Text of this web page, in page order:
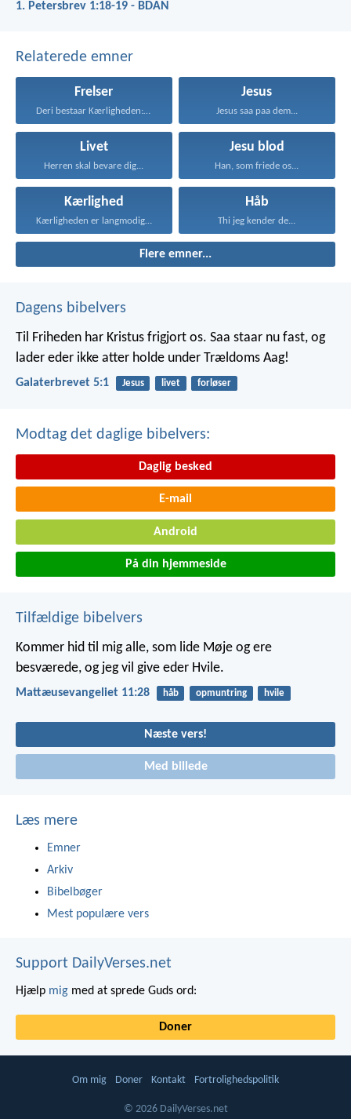
1. Petersbrev 1:18-19 - BDAN
Relaterede emner
Frelser
Deri bestaar Kærligheden: ikke...
Jesus
Jesus saa paa dem...
Livet
Herren skal bevare dig...
Jesu blod
Han, som friede os...
Kærlighed
Kærligheden er langmodig, er...
Håb
Thi jeg kender de...
Flere emner...
Dagens bibelvers
Til Friheden har Kristus frigjort os. Saa staar nu fast, og
lader eder ikke atter holde under Trældoms Aag!
Galaterbrevet 5:1 Jesus livet forløser
Modtag det daglige bibelvers:
Daglig besked
E-mail
Android
På din hjemmeside
Tilfældige bibelvers
Kommer hid til mig alle, som lide Møje og ere
besværede, og jeg vil give eder Hvile.
Mattæusevangeliet 11:28 håb opmuntring hvile
Næste vers!
Med billede
Læs mere
Emner
Arkiv
Bibelbøger
Mest populære vers
Support DailyVerses.net
Hjælp mig med at sprede Guds ord:
Doner
Om mig Doner Kontakt Fortrolighedspolitik
© 2026 DailyVerses.net